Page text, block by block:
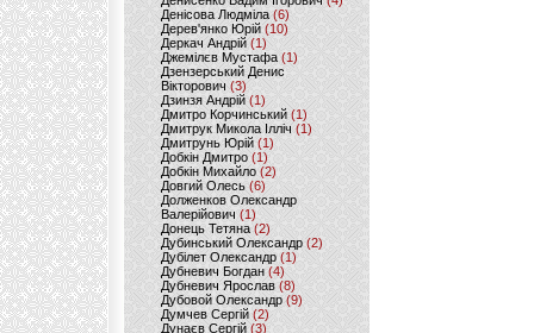
Денісова Людміла(6)
Дерев'янко Юрій(10)
Деркач Андрій(1)
Джемілєв Мустафа (1)
Дзензерський Денис
Вікторович (3)
Дзинзя Андрій (1)
Дмитро Корчинський (1)
Дмитрук Микола Ілліч (1)
Дмитрунь Юрій (1)
Добкін Дмитро(1)
Добкін Михайло (2)
Довгий Олесь (6)
Долженков Олександр
Валерійович (1)
Донець Тетяна (2)
Дубинський Олександр(2)
Дубілет Олександр (1)
Дубневич Богдан (4)
Дубневич Ярослав (8)
Дубовой Олександр(9)
Думчев Сергій (2)
Дунаєв Сергій(3)